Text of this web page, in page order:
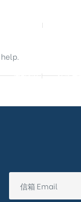
影音實體投影 3D數
興墅12戶 法式御